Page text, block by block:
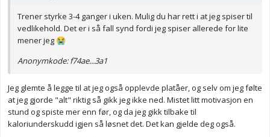
Trener styrke 3-4 ganger i uken. Mulig du har rett i at jeg spiser til
vedlikehold. Det er i så fall synd fordi jeg spiser allerede for lite
mener jeg 😭
Anonymkode: f74ae...3a1
Jeg glemte å legge til at jeg også opplevde platåer, og selv om jeg følte
at jeg gjorde "alt" riktig så gikk jeg ikke ned. Mistet litt motivasjon en
stund og spiste mer enn før, og da jeg gikk tilbake til
kaloriunderskudd igjen så løsnet det. Det kan gjelde deg også.